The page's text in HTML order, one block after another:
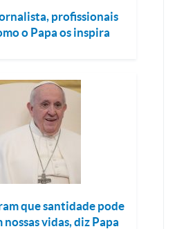
profissionais
o Papa os inspira
que santidade pode
nossas vidas, diz Papa